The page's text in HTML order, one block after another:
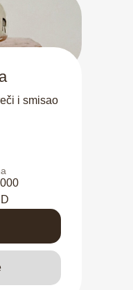
i smisao